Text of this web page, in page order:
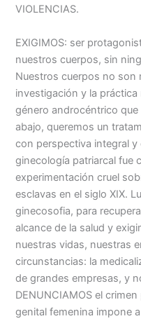
VIOLENCIAS.
EXIGIMOS: ser
nuestros cuerpos, sin
Nuestros cuerpos no son
investigación y la
género androcéntrico
abajo, queremos un
con perspectiva integral y
ginecología patriarcal fue
experimentación cruel
esclavas en el siglo XIX.
ginecosofia, para
alcance de la salud y
nuestras vidas, nuestras
circunstancias: la
de grandes empresas, y
DENUNCIAMOS el
genital femenina impone